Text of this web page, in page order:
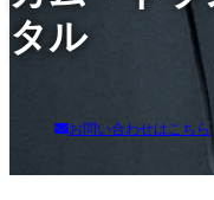
タル
お問い合わせはこちら